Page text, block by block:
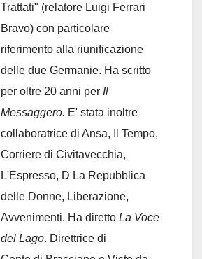
Trattati" (relatore Luigi Ferrari
Bravo) con particolare
riferimento alla riunificazione
delle due Germanie. Ha scritto
per oltre 20 anni per Il
Messaggero. E' stata inoltre
collaboratrice di Ansa, Il Tempo,
Corriere di Civitavecchia,
L'Espresso, D La Repubblica
delle Donne, Liberazione,
Avvenimenti. Ha diretto La Voce
del Lago. Direttrice di